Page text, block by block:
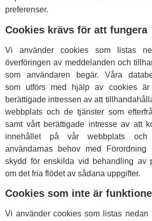
preferenser.
Cookies krävs för att fungera
Vi använder cookies som listas
överföringen av meddelanden och
som användaren begär. Våra
som utförs med hjälp av cookies är
berättigade intressen av att
webbplats och de tjänster som
samt vårt berättigade intresse av att
innehållet på vår webbplats och
användarnas behov med Förordning
skydd för enskilda vid behandling av
om det fria flödet av sådana uppgifter.
Cookies som inte är
Vi använder cookies som listas nedan